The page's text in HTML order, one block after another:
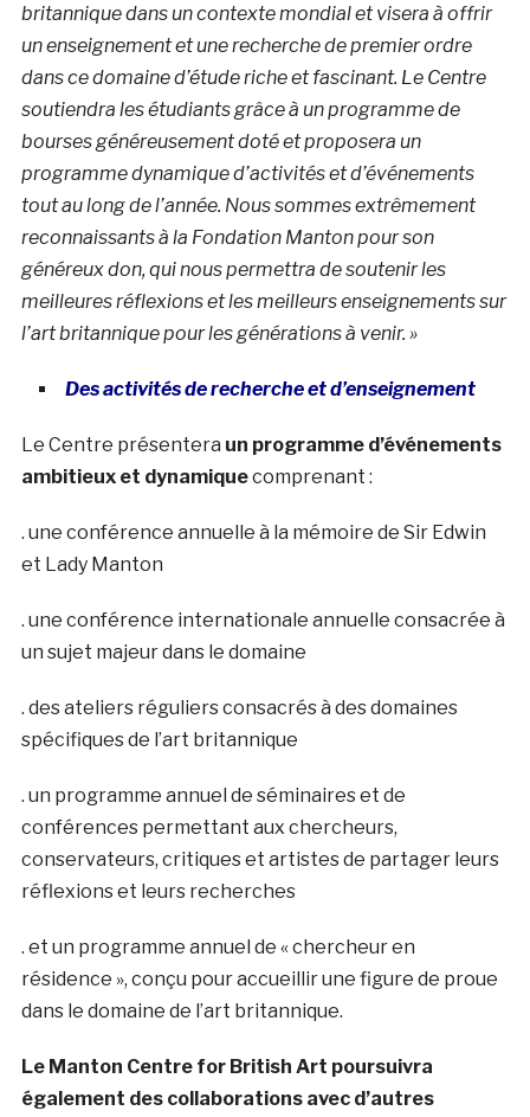
britannique dans un contexte mondial et visera à offrir
un enseignement et une recherche de premier ordre
dans ce domaine d’étude riche et fascinant. Le Centre
soutiendra les étudiants grâce à un programme de
bourses généreusement doté et proposera un
programme dynamique d’activités et d’événements
tout au long de l’année. Nous sommes extrêmement
reconnaissants à la Fondation Manton pour son
généreux don, qui nous permettra de soutenir les
meilleures réflexions et les meilleurs enseignements sur
l’art britannique pour les générations à venir. »
Des activités de recherche et d’enseignement
Le Centre présentera un programme d’événements
ambitieux et dynamiquecomprenant :
. une conférence annuelle à la mémoire de Sir Edwin
et Lady Manton
. une conférence internationale annuelle consacrée à
un sujet majeur dans le domaine
. des ateliers réguliers consacrés à des domaines
spécifiques de l’art britannique
. un programme annuel de séminaires et de
conférences permettant aux chercheurs,
conservateurs, critiques et artistes de partager leurs
réflexions et leurs recherches
. et un programme annuel de « chercheur en
résidence », conçu pour accueillir une figure de proue
dans le domaine de l’art britannique.
Le Manton Centre for British Art poursuivra
également des collaborations avec d’autres